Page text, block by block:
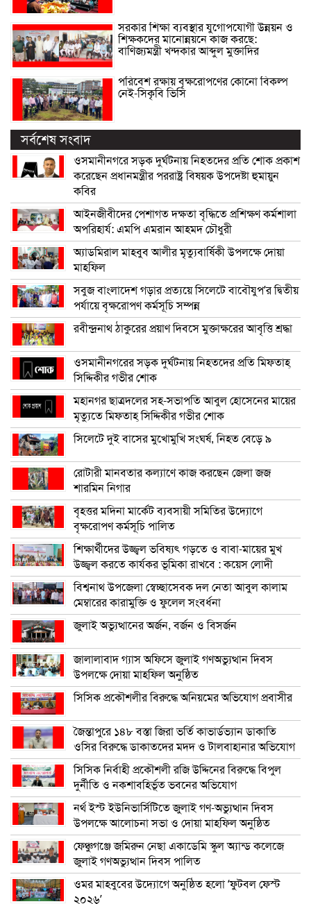
সরকার শিক্ষা ব্যবস্থার যুগোপযোগী উন্নয়ন ও
শিক্ষকদের মানোন্নয়নে কাজ করছে:
বাণিজ্যমন্ত্রী খন্দকার আব্দুল মুক্তাদির
পরিবেশ রক্ষায় বৃক্ষরোপণের কোনো বিকল্প
নেই-সিকৃবি ভিসি
সর্বশেষ সংবাদ
ওসমানীনগরে সড়ক দুর্ঘটনায় নিহতদের প্রতি শোক প্রকাশ
করেছেন প্রধানমন্ত্রীর পররাষ্ট্র বিষয়ক উপদেষ্টা হুমায়ুন
কবির
আইনজীবীদের পেশাগত দক্ষতা বৃদ্ধিতে প্রশিক্ষণ কর্মশালা
অপরিহার্য: এমপি এমরান আহমদ চৌধুরী
অ্যাডমিরাল মাহবুব আলীর মৃত্যুবার্ষিকী উপলক্ষে দোয়া
মাহফিল
সবুজ বাংলাদেশ গড়ার প্রত্যয়ে সিলেটে বাবৌযুপ’র দ্বিতীয়
পর্যায়ে বৃক্ষরোপণ কর্মসূচি সম্পন্ন
রবীন্দ্রনাথ ঠাকুরের প্রয়াণ দিবসে মুক্তাক্ষরের আবৃত্তি শ্রদ্ধা
ওসমানীনগরের সড়ক দুর্ঘটনায় নিহতদের প্রতি মিফতাহ্
সিদ্দিকীর গভীর শোক
মহানগর ছাত্রদলের সহ-সভাপতি আবুল হোসেনের মায়ের
মৃত্যুতে মিফতাহ্ সিদ্দিকীর গভীর শোক
সিলেটে দুই বাসের মুখোমুখি সংঘর্ষ, নিহত বেড়ে ৯
রোটারী মানবতার কল্যাণে কাজ করছেন জেলা জজ
শারমিন নিগার
বৃহত্তর মদিনা মার্কেট ব্যবসায়ী সমিতির উদ্যোগে
বৃক্ষরোপণ কর্মসূচি পালিত
শিক্ষার্থীদের উজ্জ্বল ভবিষ্যৎ গড়তে ও বাবা-মায়ের মুখ
উজ্জ্বল করতে কার্যকর ভূমিকা রাখবে : কয়েস লোদী
বিশ্বনাথ উপজেলা স্বেচ্ছাসেবক দল নেতা আবুল কালাম
মেম্বারের কারামুক্তি ও ফুলেল সংবর্ধনা
জুলাই অভ্যুত্থানের অর্জন, বর্জন ও বিসর্জন
জালালাবাদ গ্যাস অফিসে জুলাই গণঅভ্যুত্থান দিবস
উপলক্ষে দোয়া মাহফিল অনুষ্ঠিত
সিসিক প্রকৌশলীর বিরুদ্ধে অনিয়মের অভিযোগ প্রবাসীর
জৈন্তাপুরে ১৪৮ বস্তা জিরা ভর্তি কাভার্ডভ্যান ডাকাতি
ওসির বিরুদ্ধে ডাকাতদের মদদ ও টালবাহানার অভিযোগ
সিসিক নির্বাহী প্রকৌশলী রজি উদ্দিনের বিরুদ্ধে বিপুল
দুর্নীতি ও নকশাবহির্ভূত ভবনের অভিযোগ
নর্থ ইস্ট ইউনিভার্সিটিতে জুলাই গণ-অভ্যুত্থান দিবস
উপলক্ষে আলোচনা সভা ও দোয়া মাহফিল অনুষ্ঠিত
ফেঞ্চুগঞ্জে জমিরুন নেছা একাডেমি স্কুল অ্যান্ড কলেজে
জুলাই গণঅভ্যুত্থান দিবস পালিত
ওমর মাহবুবের উদ্যোগে অনুষ্ঠিত হলো ‘ফুটবল ফেস্ট
২০২৬’